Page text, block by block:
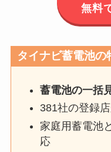
無料
タイナビ蓄電池の
蓄電池の一括
381社の登録
家庭用蓄電池
応